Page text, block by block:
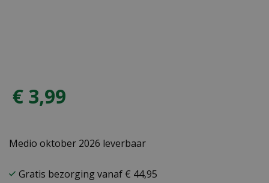
€ 3,99
Medio oktober 2026 leverbaar
Gratis bezorging vanaf € 44,95